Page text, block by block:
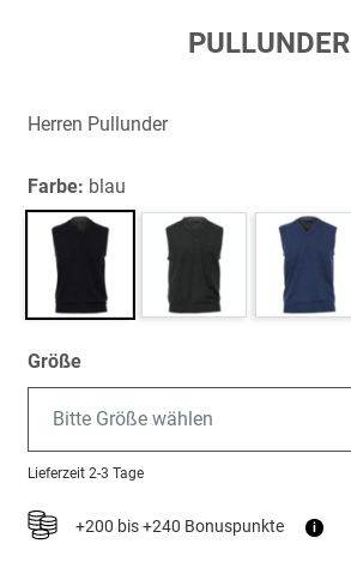
springen
PULLUNDER
Herren Pullunder
Farbe: blau
Größe
Bitte Größe wählen
Lieferzeit 2-3 Tage
+200 bis +240 Bonuspunkte i